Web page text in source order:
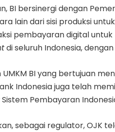
BI bersinergi dengan
lain dari sisi produksi
pembayaran digital
di seluruh Indonesia,
BI yang bertujuan
Indonesia juga telah
Sistem Pembayaran
sebagai regulator, OJK